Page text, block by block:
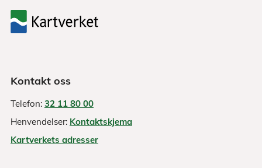
Kontakt oss
Telefon: 32 11 80 00
Henvendelser: Kontaktskjema
Kartverkets adresser